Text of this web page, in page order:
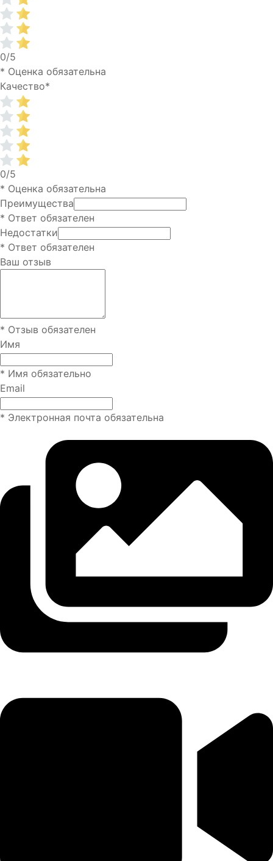
0/5
* Оценка обязательна
Качество*
0/5
* Оценка обязательна
Преимущества
* Ответ обязателен
Недостатки
* Ответ обязателен
Ваш отзыв
* Отзыв обязателен
Имя
* Имя обязательно
Email
* Электронная почта обязательна